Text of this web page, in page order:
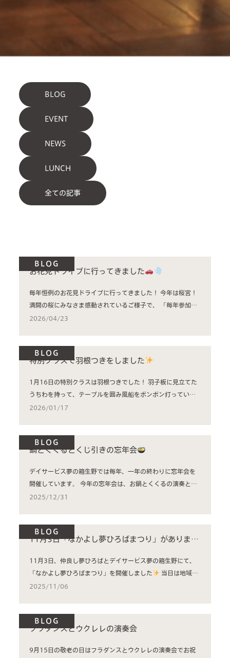
about us
care plan center
concierge desk
BLOG
EVENT
NEWS
LUNCH
全ての記事
BLOG
お花見ドライブに行ってきました
毎年恒例のお花見ドライブに行ってきました！ 今年は桜宮！
満開の桜にみなさま感動されているご様子で、 「毎年参加し
て...
2026/04/23
BLOG
特別クラスで羽根つきをしました
1月16日の特別クラスは羽根つきでした！ 羽子板に見立てた
うちわを持って、テーブルを囲み風船をポンポン打っていき
ます。 な...
2026/01/17
BLOG
鍋とくくるとくじ引きの忘年会
デイサービス夢の箱生野では毎年、一年の終わりに忘年会を
開催しています。 今年の忘年会は、お鍋とくくるの演奏とく
じ引きで...
2025/12/31
BLOG
11月3日「なかよし夢ひろばまつり」がありまし
11月3日、仲良し夢ひろばとデイサービス夢の箱生野にて、
「なかよし夢ひろばまつり」を開催しました
当日は地域の
皆さまにもご...
2025/11/06
BLOG
フラダンスとウクレレの演奏会
9月15日の敬老の日はフラダンスとウクレレの演奏会でお祝